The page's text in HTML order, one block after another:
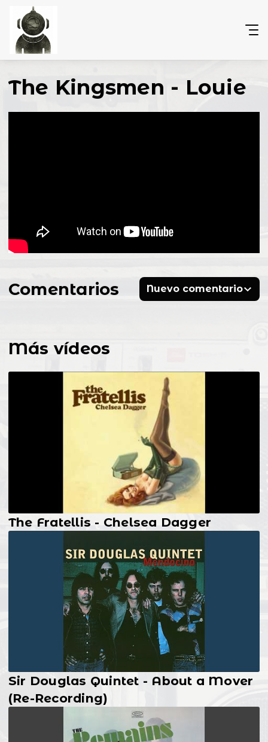
The Kingsmen - Louie
Más vídeos
The Fratellis - Chelsea Dagger
Sir Douglas Quintet - About a Mover
(Re-Recording)
Comentarios Nuevo comentario